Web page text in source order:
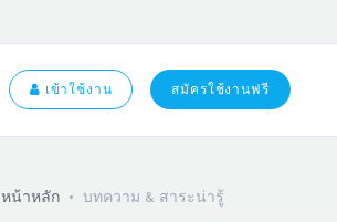
เข้าใช้งาน สมัครใช้งานฟรี
หน้าหลัก บทความ & สาระน่ารู้